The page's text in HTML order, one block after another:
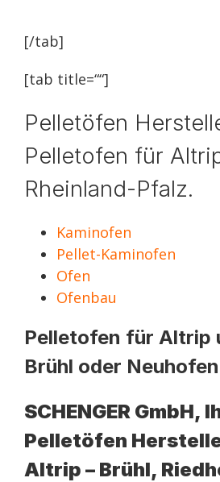
[/tab]
[tab title=““]
Pelletöfen
Pelletofen für
Rheinland-Pfalz.
Kaminofen
Pellet-Kaminofen
Ofen
Ofenbau
Pelletofen für Altrip
Brühl oder
SCHENGER GmbH,
Pelletöfen
Altrip – Brühl,